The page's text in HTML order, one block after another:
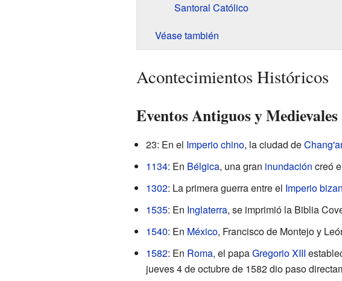
Santoral Católico
Véase también
Acontecimientos Históricos
Eventos Antiguos y Medievales
23: En el Imperio chino, la ciudad de
1134: En Bélgica, una gran inundación creó
1302: La primera guerra entre el Imperio
1535: En Inglaterra, se imprimió la Biblia
1540: En México, Francisco de Montejo y
1582: En Roma, el papaGregorio XIII
jueves 4 de octubre de 1582 dio paso